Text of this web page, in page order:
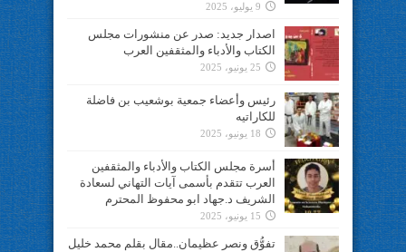
9 يوليو، 2025
اصدار جديد: صدر عن منشورات مجلس
الكتاب والأدباء والمثقفين العرب
25 يونيو، 2025
رئيس وأعضاء جمعية بوشعيب بن فاضلة
للكاراتيه
18 يونيو، 2025
أسرة مجلس الكتاب والأدباء والمثقفين
العرب تتقدم بأسمى آيات التهاني لسعادة
الشريف د.جهاد ابو محفوظ المحترم
15 يونيو، 2025
تفوُّق ونصر عظيمان..مقال بقلم محمد خليل